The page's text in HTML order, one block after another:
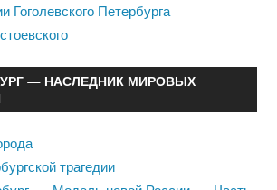
Гоголевского Петербурга
— НАСЛЕДНИК МИРОВЫХ
трагедии